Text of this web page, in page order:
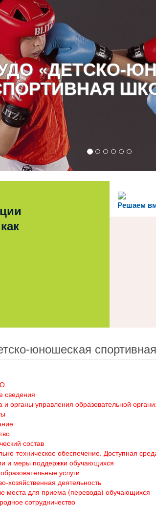
«ДЕТСКО-
Решаем
юношеская
сведения
и органы управления образовательной
состав
техническое обеспечение. Доступная
и меры поддержки обучающихся
услуги
хозяйственная деятельность
места для приема (перевода) обучающихся
сотрудничество